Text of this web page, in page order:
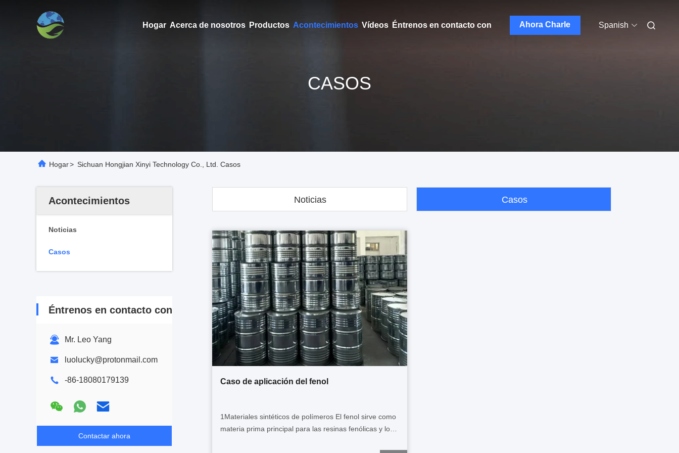
Hogar Acerca de nosotros Productos Acontecimientos Vídeos Éntrenos en contacto con Ahora Charle Spanish
CASOS
Hogar> Sichuan Hongjian Xinyi Technology Co., Ltd. Casos
Acontecimientos
Noticias
Casos
Éntrenos en contacto con
Mr. Leo Yang
luolucky@protonmail.com
-86-18080179139
Contactar ahora
Noticias Casos
Caso de aplicación del fenol
1Materiales sintéticos de polímeros El fenol sirve como
materia prima principal para las resinas fenólicas y los